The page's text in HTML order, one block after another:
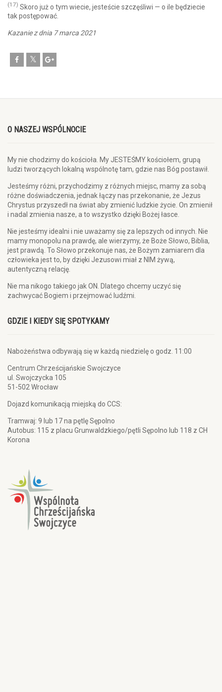
(17) Skoro już o tym wiecie, jesteście szczęśliwi — o ile będziecie
tak postępować.
Kazanie z dnia 7 marca 2021
O NASZEJ WSPÓLNOCIE
My nie chodzimy do kościoła. My JESTEŚMY kościołem, grupą
ludzi tworzących lokalną wspólnotę tam, gdzie nas Bóg postawił.
Jesteśmy różni, przychodzimy z różnych miejsc, mamy za sobą
różne doświadczenia, jednak łączy nas przekonanie, że Jezus
Chrystus przyszedł na świat aby zmienić ludzkie życie. On zmienił
i nadal zmienia nasze, a to wszystko dzięki Bożej łasce.
Nie jesteśmy idealni i nie uważamy się za lepszych od innych. Nie
mamy monopolu na prawdę, ale wierzymy, że Boże Słowo, Biblia,
jest prawdą. To Słowo przekonuje nas, że Bożym zamiarem dla
człowieka jest to, by dzięki Jezusowi miał z NIM żywą,
autentyczną relację.
Nie ma nikogo takiego jak ON. Dlatego chcemy uczyć się
zachwycać Bogiem i przejmować ludźmi.
GDZIE I KIEDY SIĘ SPOTYKAMY
Nabożeństwa odbywają się w każdą niedzielę o godz. 11:00
Centrum Chrześcijańskie Swojczyce
ul. Swojczycka 105
51-502 Wrocław
Dojazd komunikacją miejską do CCS:
Tramwaj: 9 lub 17 na pętlę Sępolno
Autobus: 115 z placu Grunwaldzkiego/pętli Sępolno lub 118 z CH
Korona